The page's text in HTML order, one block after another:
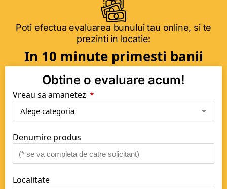
Poti efectua evaluarea bunului tau online, si te
prezinti in locatie:
In 10 minute primesti banii
Obtine o evaluare acum!
Vreau sa amanetez
Denumire produs
Localitate